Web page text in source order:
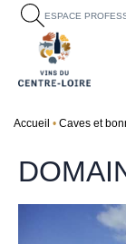
ESPACE
Accueil Caves et